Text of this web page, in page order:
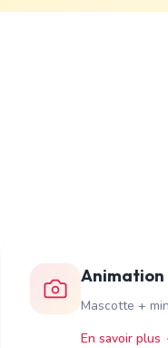
Animation
Mascotte +
En savoir plus